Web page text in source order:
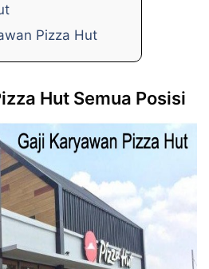
Pizza Hut
Hut Semua Posisi